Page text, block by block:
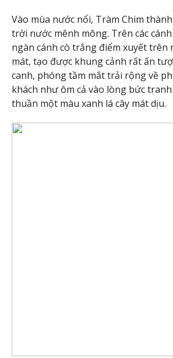
Vào mùa nước nổi, Tràm Chim
trời nước mênh mông. Trên các
ngàn cánh cò trắng điểm xuyết trên
mát, tạo được khung cảnh rất ấn
canh, phóng tầm mắt trải rộng về
khách như ôm cả vào lòng bức
thuần một màu xanh lá cây mát dịu.